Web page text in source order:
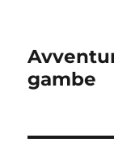
gambe